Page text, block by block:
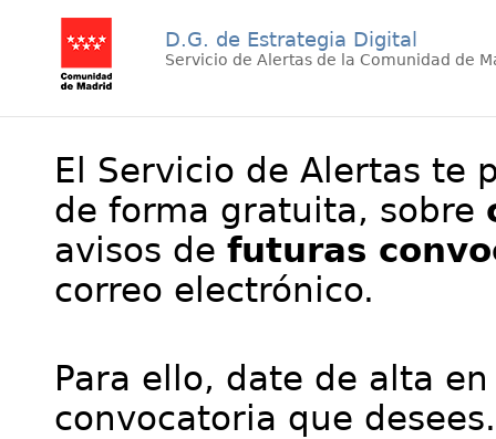
D.G. de Estrategia Digital
Servicio de Alertas de la Comunidad de
El Servicio de Alertas te
de forma gratuita, sobre
avisos de futuras
correo electrónico.
Para ello, date de alta
convocatoria que desees.